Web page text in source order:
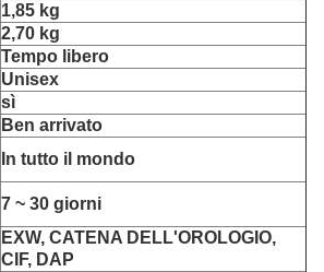
1,85 kg
2,70 kg
Tempo libero
Unisex
sì
Ben arrivato
In tutto il mondo
7 ~ 30 giorni
EXW, CATENA DELL'OROLOGIO,
CIF, DAP